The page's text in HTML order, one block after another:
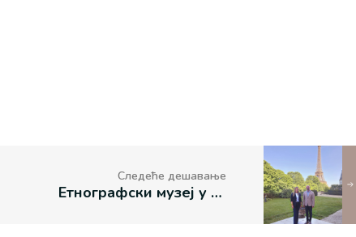
Следеће дешавање
Етнографски музеј у посети амбасадорки Републике Србије у Паризу, госпођи Ани Хрустановић